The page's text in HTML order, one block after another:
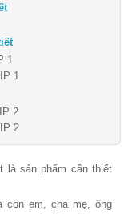
1
1
2
2
là sản phẩm cần thiết
con em, cha mẹ, ông